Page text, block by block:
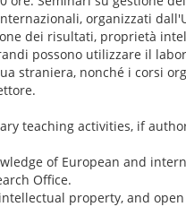
organizzati
dei risultati, proprietà
possono utilizzare il
straniera, nonché i corsi
teaching activities, if
of European and
Office.
property, and open